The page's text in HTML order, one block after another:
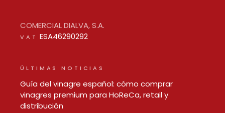
COMERCIAL DIALVA, S.A.
VAT ESA46290292
ÚLTIMAS NOTICIAS
Guía del vinagre español: cómo comprar
vinagres premium para HoReCa, retail y
distribución